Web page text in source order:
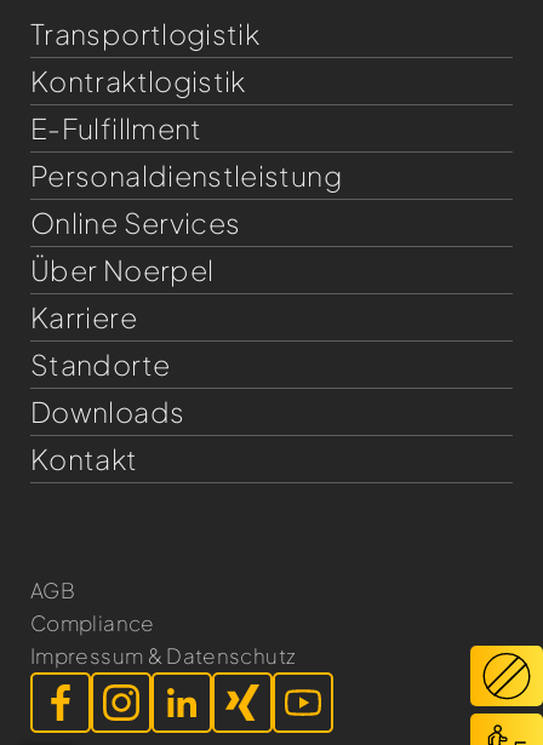
Transportlogistik
Kontraktlogistik
E-Fulfillment
Personaldienst­leistung
Online Services
Über Noerpel
Karriere
Standorte
Downloads
Kontakt
AGB
Compliance
Impressum & Datenschutz